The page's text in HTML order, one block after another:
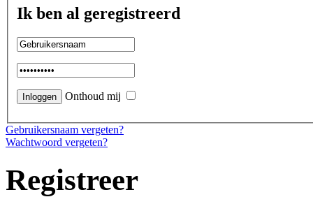
Ik ben al geregistreerd
Onthoud mij
Gebruikersnaam vergeten?
Wachtwoord vergeten?
Registreer